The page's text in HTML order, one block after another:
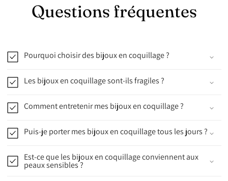
Questions fréquentes
Pourquoi choisir des bijoux en coquillage ?
Les bijoux en coquillage sont-ils fragiles ?
Comment entretenir mes bijoux en coquillage ?
Puis-je porter mes bijoux en coquillage tous les jours ?
Est-ce que les bijoux en coquillage conviennent aux
peaux sensibles ?